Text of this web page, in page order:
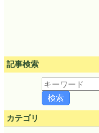
記事検索
カテゴリ